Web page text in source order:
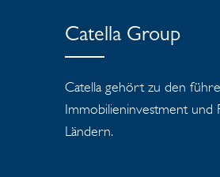
Catella Group
Catella gehört zu den
Immobilieninvestment und
Ländern.